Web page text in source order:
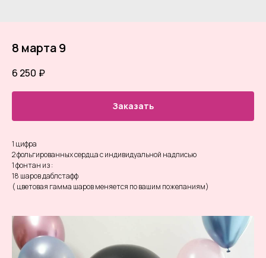
8 марта 9
6 250 ₽
Заказать
1 цифра
2 фольгированных сердца с индивидуальной надписью
1 фонтан из :
18 шаров даблстафф
( цветовая гамма шаров меняется по вашим пожеланиям)